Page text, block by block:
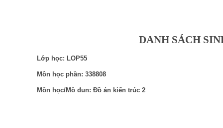
DANH SÁCH
Lớp học: LOP55
Môn học phần: 338808
Môn học/Mô đun: Đồ án kiến trúc 2